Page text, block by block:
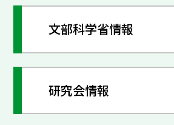
文部科学省情報
研究会情報